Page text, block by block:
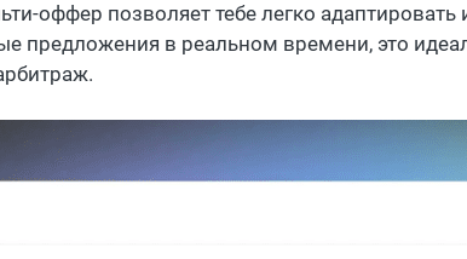
оффер позволяет тебе легко адаптировать
предложения в реальном времени, это